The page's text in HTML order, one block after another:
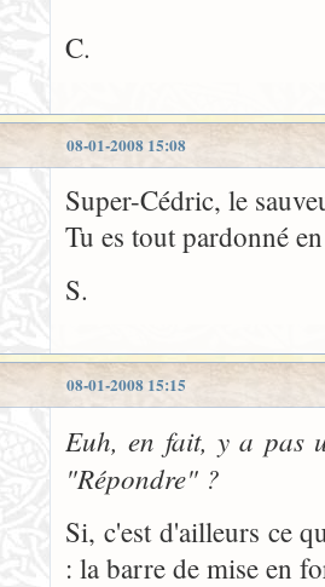
C.
08-01-2008 15:08
Super-Cédric, le
Tu es tout pardonné
S.
08-01-2008 15:15
Euh, en fait, y a pas
"Répondre" ?
Si, c'est d'ailleurs ce
: la barre de mise en